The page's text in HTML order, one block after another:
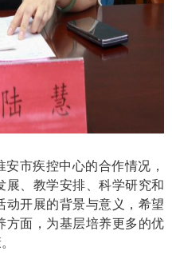
市疾控中心的合作情况，
展、教学安排、科学研究和
动开展的背景与意义，希望
方面，为基层培养更多的优